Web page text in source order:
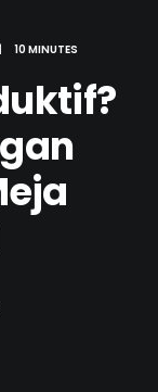
| 10 MINUTES